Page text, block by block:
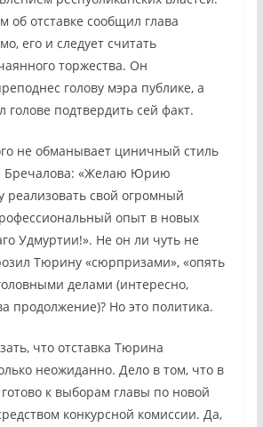
об отставке сообщил глава
его и следует считать
торжества. Он
голову мэра публике, а
голове подтвердить сей факт.
не обманывает циничный стиль
Бречалова: «Желаю Юрию
реализовать свой огромный
опыт в новых
Удмуртии!». Не он ли чуть не
Тюрину «сюрпризами», «опять
делами (интересно,
продолжение)? Но это политика.
что отставка Тюрина
неожиданно. Дело в том, что в
к выборам главы по новой
конкурсной комиссии. Да,